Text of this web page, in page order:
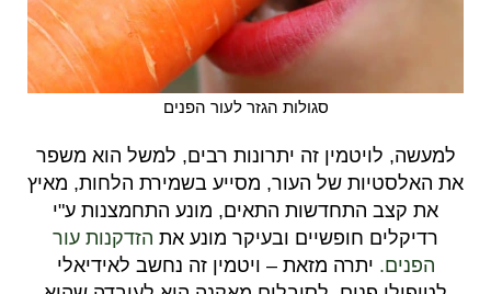
סגולות הגזר לעור הפנים
למעשה, לויטמין זה יתרונות רבים, למשל הוא משפר
את האלסטיות של העור, מסייע בשמירת הלחות, מאיץ
את קצב התחדשות התאים, מונע התחמצנות ע"י
רדיקלים חופשיים ובעיקר מונע את הזדקנות עור
הפנים. יתרה מזאת – ויטמין זה נחשב לאידיאלי